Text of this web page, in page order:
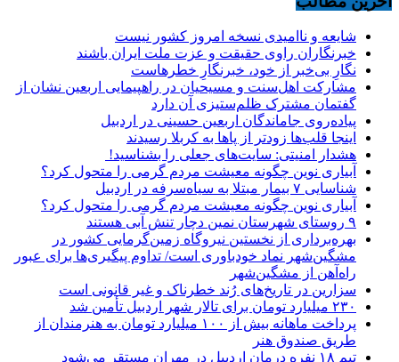
شایعه و ناامیدی نسخه امروز کشور نیست
خبرنگاران راوی حقیقت و عزت ملت ایران باشند
نگارِ بی‌خبر از خود، خبرنگارِ خطرهاست
مشارکت اهل‌سنت و مسیحیان در راهپیمایی اربعین نشان از
گفتمان مشترک ظلم‌ستیزی آن دارد
پیاده‌روی جاماندگان اربعین حسینی در اردبیل
اینجا قلب‌ها زودتر از پاها به کربلا رسیدند
هشدار امنیتی: سایت‌های جعلی را بشناسید!
آبیاری نوین چگونه معیشت مردم گرمی را متحول کرد؟
شناسایی ۷ بیمار مبتلا به سیاه‌سرفه در اردبیل
آبیاری نوین چگونه معیشت مردم گرمی را متحول کرد؟
۹ روستای شهرستان نمین دچار تنش آبی هستند
بهره‌برداری از نخستین نیروگاه زمین‌گرمایی کشور در
مشگین‌شهر نماد خودباوری است/ تداوم پیگیری‌ها برای عبور
راه‌آهن از مشگین‌شهر
سزارین در تاریخ‌های رُند خطرناک و غیر قانونی است
۲۳۰ میلیارد تومان برای تالار شهر اردبیل تأمین شد
پرداخت ماهانه بیش از ۱۰۰ میلیارد تومان به هنرمندان از
طریق صندوق هنر
تیم ۱۸ نفره درمان اردبیل در مهران مستقر می‌شود